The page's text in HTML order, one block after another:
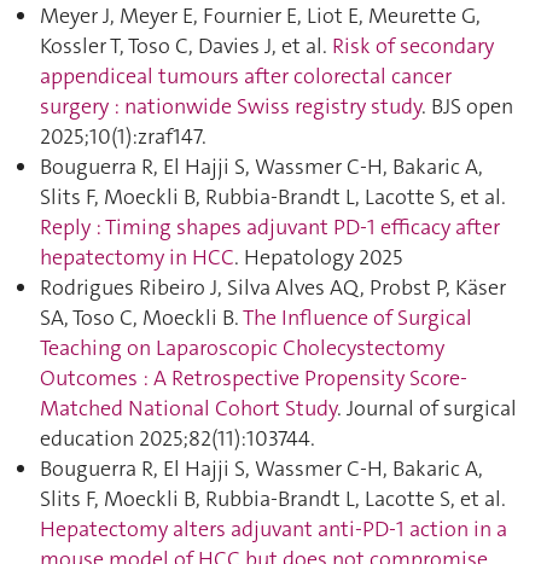
Meyer J, Meyer E, Fournier E, Liot E, Meurette G,
Kossler T, Toso C, Davies J, et al. Risk of secondary
appendiceal tumours after colorectal cancer
surgery : nationwide Swiss registry study. BJS open
2025;10(1):zraf147.
Bouguerra R, El Hajji S, Wassmer C-H, Bakaric A,
Slits F, Moeckli B, Rubbia-Brandt L, Lacotte S, et al.
Reply : Timing shapes adjuvant PD-1 efficacy after
hepatectomy in HCC. Hepatology 2025
Rodrigues Ribeiro J, Silva Alves AQ, Probst P, Käser
SA, Toso C, Moeckli B.The Influence of Surgical
Teaching on Laparoscopic Cholecystectomy
Outcomes : A Retrospective Propensity Score-
Matched National Cohort Study. Journal of surgical
education 2025;82(11):103744.
Bouguerra R, El Hajji S, Wassmer C-H, Bakaric A,
Slits F, Moeckli B, Rubbia-Brandt L, Lacotte S, et al.
Hepatectomy alters adjuvant anti-PD-1 action in a